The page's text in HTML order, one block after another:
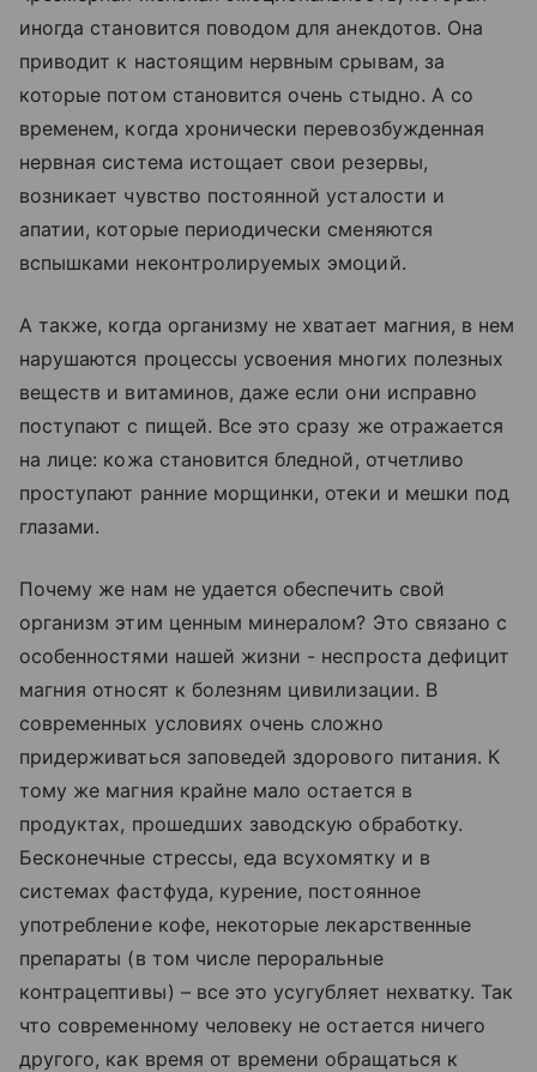
иногда становится поводом для анекдотов. Она
приводит к настоящим нервным срывам, за
которые потом становится очень стыдно. А со
временем, когда хронически перевозбужденная
нервная система истощает свои резервы,
возникает чувство постоянной усталости и
апатии, которые периодически сменяются
вспышками неконтролируемых эмоций.
А также, когда организму не хватает магния, в нем
нарушаются процессы усвоения многих полезных
веществ и витаминов, даже если они исправно
поступают с пищей. Все это сразу же отражается
на лице: кожа становится бледной, отчетливо
проступают ранние морщинки, отеки и мешки под
глазами.
Почему же нам не удается обеспечить свой
организм этим ценным минералом? Это связано с
особенностями нашей жизни - неспроста дефицит
магния относят к болезням цивилизации. В
современных условиях очень сложно
придерживаться заповедей здорового питания. К
тому же магния крайне мало остается в
продуктах, прошедших заводскую обработку.
Бесконечные стрессы, еда всухомятку и в
системах фастфуда, курение, постоянное
употребление кофе, некоторые лекарственные
препараты (в том числе пероральные
контрацептивы) – все это усугубляет нехватку. Так
что современному человеку не остается ничего
другого, как время от времени обращаться к